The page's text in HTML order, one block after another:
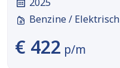
Benzine / Elektrisch
€ 422 p/m